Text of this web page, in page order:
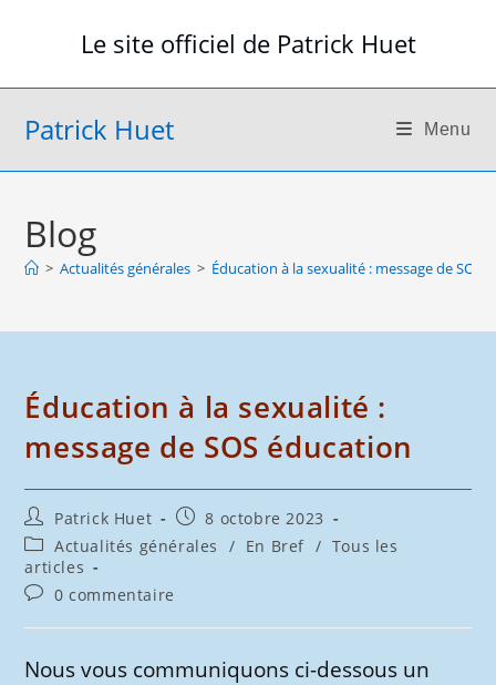
Le site officiel de Patrick Huet
Patrick Huet Menu
Blog
> Actualités générales > Éducation à la sexualité : message de SOS
Éducation à la sexualité :
message de SOS éducation
Auteur/autrice
de
la
publication :
Patrick Huet
Publication
publiée :
8 octobre 2023
Post
category:
Actualités générales / En Bref / Tous les
articles
Commentaires
la
0 commentaire
Nous vous communiquons ci-dessous un